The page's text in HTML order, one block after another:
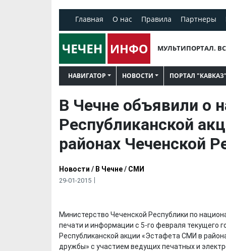
Главная О нас Правила Партнеры
МУЛЬТИПОРТАЛ.
НАВИГАТОР НОВОСТИ ПОРТАЛ "КАВКАЗ"
В Чечне объявили о
Республиканской
районах Чеченской
Новости / В Чечне/ СМИ
29-01-2015
Министерство Чеченской Республики по
печати и информации с 5-го февраля текущего
Республиканской акции «Эстафета СМИ в
дружбы» с участием ведущих печатных и